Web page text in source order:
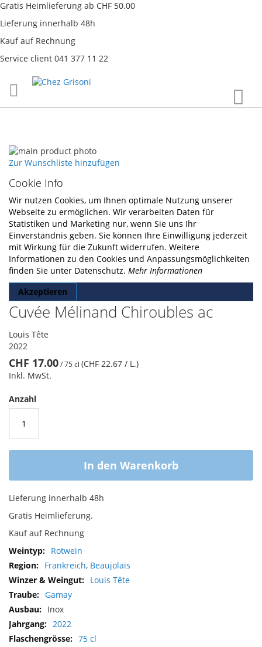
Gratis Heimlieferung ab CHF 50.00
Lieferung innerhalb 48h
Kauf auf Rechnung
Service client 041 377 11 22
Inhalt
Cookie Info
Wir nutzen Cookies, um Ihnen optimale Nutzung unserer
Webseite zu ermöglichen. Wir verarbeiten Daten für
Statistiken und Marketing nur, wenn Sie uns Ihr
Einverständnis geben. Sie können Ihre Einwilligung jederzeit
mit Wirkung für die Zukunft widerrufen. Weitere
Informationen zu den Cookies und Anpassungsmöglichkeiten
finden Sie unter Datenschutz. Mehr Informationen
Akzeptieren
Cuvée Mélinand Chiroubles ac
Louis Tête
2022
CHF 17.00/75 cl (CHF 22.67 / L.)
Inkl. MwSt.
Anzahl
In den Warenkorb
Lieferung innerhalb 48h
Gratis Heimlieferung.
Kauf auf Rechnung
Skip
to
end
of
the
images
gallery
Skip
the
beginning
of
the
images
gallery
Zur Wunschliste hinzufügen
Mehr
Informationen
Rotwein
Frankreich, Beaujolais
Louis Tête
Gamay
Inox
2022
75 cl